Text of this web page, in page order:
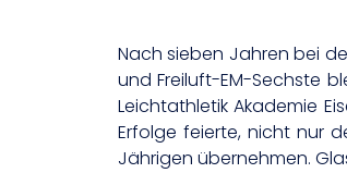
Nach sieben Jahren bei
und Freiluft-EM-Sechste
Leichtathletik Akademie
Erfolge feierte, nicht nur
Jährigen übernehmen.